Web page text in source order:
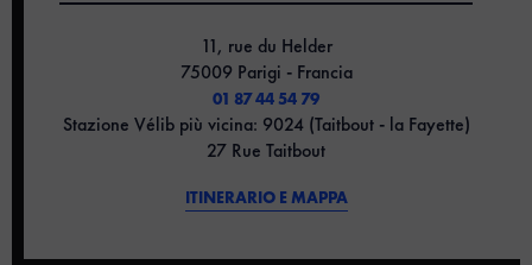
11, rue du Helder
75009 Parigi - Francia
01 87 44 54 79
Stazione Vélib più vicina: 9024 (Taitbout - la Fayette)
27 Rue Taitbout
ITINERARIO E MAPPA